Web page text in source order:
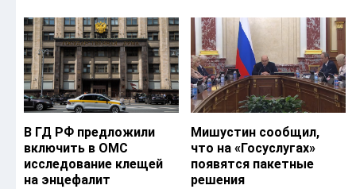
В ГД РФ предложили
включить в ОМС
исследование клещей
на энцефалит
Мишустин сообщил,
что на «Госуслугах»
появятся пакетные
решения